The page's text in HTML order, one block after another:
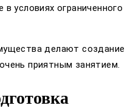
условиях ограниченного
делают создание
приятным занятием.